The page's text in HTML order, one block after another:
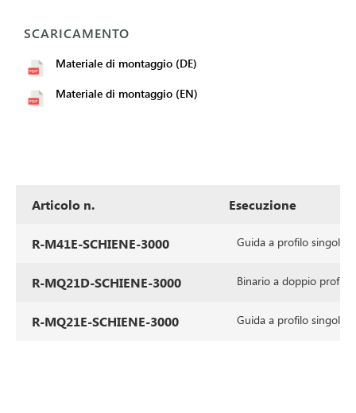
SCARICAMENTO
Materiale di montaggio (DE)
Materiale di montaggio (EN)
Articolo n. Esecuzione
R-M41E-SCHIENE-3000 Guida a profilo singolo
R-MQ21D-SCHIENE-3000 Binario a doppio profilo
R-MQ21E-SCHIENE-3000 Guida a profilo singolo